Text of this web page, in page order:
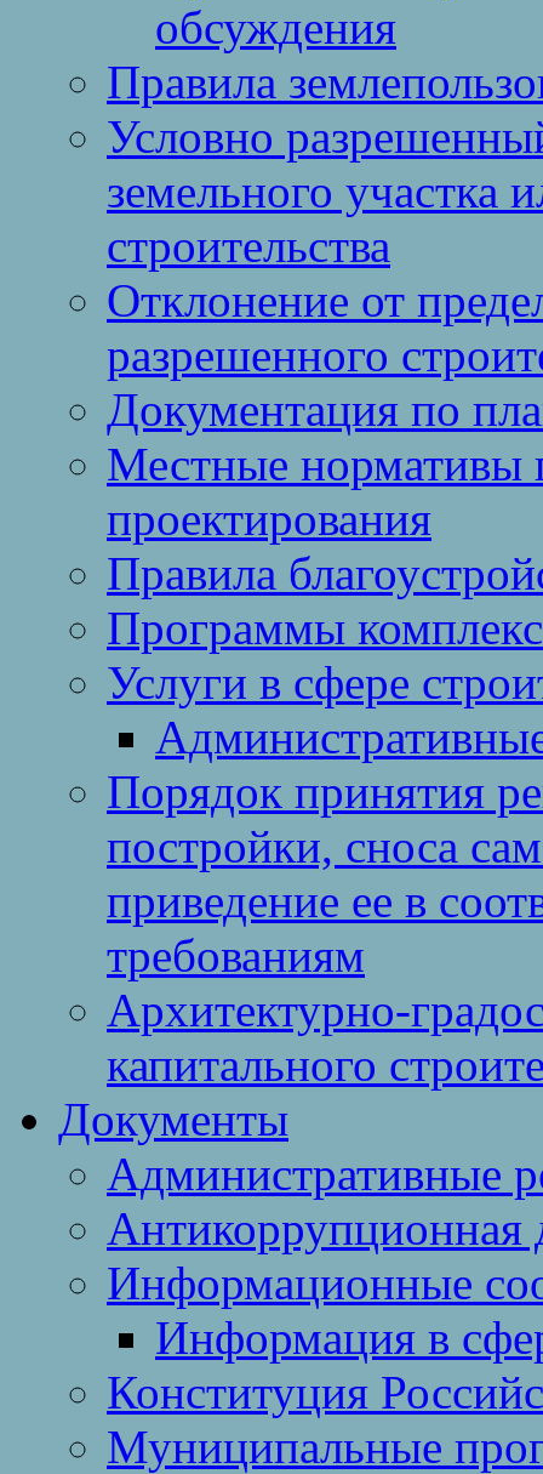
обсуждения
Правила
Условно
земельного участка
строительства
Отклонение от
разрешенного
Документация по
Местные нормативы
проектирования
Правила
Программы
Услуги в сфере
Порядок принятия
постройки, сноса
приведение ее в
требованиям
Архитектурно-
капитального
Документы
Административные
Антикоррупционная
Информационные
Информация в
Конституция
Муниципальные